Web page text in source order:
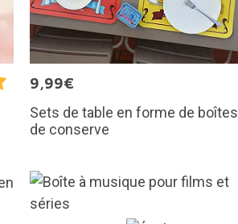
9,99€
Sets de table en forme de boîtes
de conserve